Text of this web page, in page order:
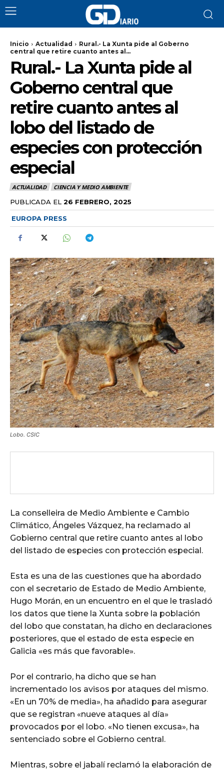
Inicio Actualidad
Rural.- La Xunta pide al Goberno
central que retire cuanto antes al...
Rural.- La Xunta pide al
Goberno central que
retire cuanto antes al
lobo del listado de
especies con protección
especial
ACTUALIDAD CIENCIA Y MEDIO AMBIENTE
PUBLICADA EL 26 FEBRERO, 2025
EUROPA PRESS
Lobo. CSIC
La conselleira de Medio Ambiente e Cambio
Climático, Ángeles Vázquez, ha reclamado al
Gobierno central que retire cuanto antes al lobo
del listado de especies con protección especial.
Esta es una de las cuestiones que ha abordado
con el secretario de Estado de Medio Ambiente,
Hugo Morán, en un encuentro en el que le trasladó
los datos que tiene la Xunta sobre la población
del lobo que constatan, ha dicho en declaraciones
posteriores, que el estado de esta especie en
Galicia «es más que favorable».
Por el contrario, ha dicho que se han
incrementado los avisos por ataques del mismo.
«En un 70% de media», ha añadido para asegurar
que se registran «nueve ataques al día»
provocados por el lobo. «No tienen excusa», ha
sentenciado sobre el Gobierno central.
Mientras, sobre el jabalí reclamó la elaboración de